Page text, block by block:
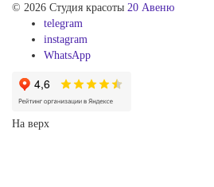
© 2026 Студия красоты 20 Авеню
telegram
instagram
WhatsApp
На верх